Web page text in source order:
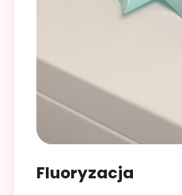
Fluoryzacja